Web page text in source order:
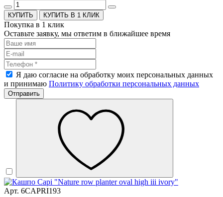
КУПИТЬ В 1 КЛИК
Покупка в 1 клик
Оставьте заявку, мы ответим в ближайшее время
Я даю согласие на обработку моих персональных данных
и принимаю Политику обработки персональных данных
Отправить
Арт. 6CAPRI193